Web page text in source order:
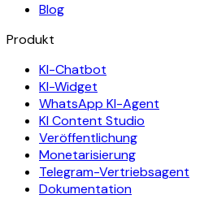
Blog
Produkt
KI-Chatbot
KI-Widget
WhatsApp KI-Agent
KI Content Studio
Veröffentlichung
Monetarisierung
Telegram-Vertriebsagent
Dokumentation